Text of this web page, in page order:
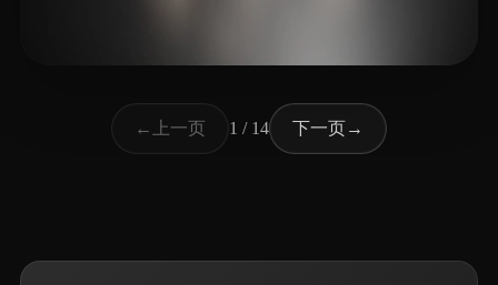
←
上一页 1 / 14 下一页→